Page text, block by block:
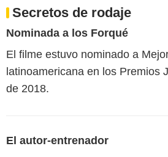
Secretos de rodaje
Nominada a los Forqué
El filme estuvo nominado a
latinoamericana en los Premios
de 2018.
El autor-entrenador